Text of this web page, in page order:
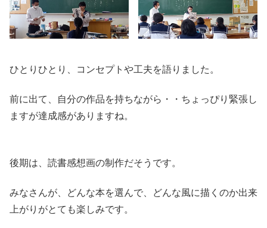
ひとりひとり、コンセプトや工夫を語りました。
前に出て、自分の作品を持ちながら・・ちょっぴり緊張し
ますが達成感がありますね。
後期は、読書感想画の制作だそうです。
みなさんが、どんな本を選んで、どんな風に描くのか出来
上がりがとても楽しみです。